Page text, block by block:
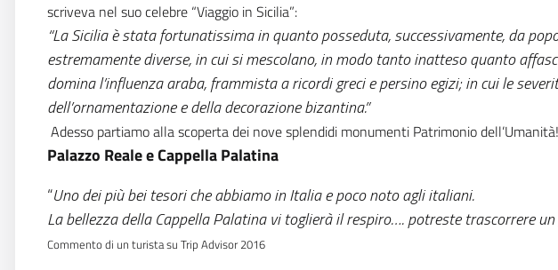
scriveva nel suo celebre “Viaggio in Sicilia”:
“La Sicilia è stata fortunatissima in quanto posseduta, successivamente, da
estremamente diverse, in cui si mescolano, in modo tanto inatteso quanto
domina l’influenza araba, frammista a ricordi greci e persino egizi; in cui le
dell’ornamentazione e della decorazione bizantina.”
Adesso partiamo alla scoperta dei nove splendidi monumenti Patrimonio dell’Umanità!
Palazzo Reale e Cappella Palatina
“Uno dei più bei tesori che abbiamo in Italia e poco noto agli italiani.
La bellezza della Cappella Palatina vi toglierà il respiro…. potreste trascorrere
Commento di un turista su Trip Advisor 2016